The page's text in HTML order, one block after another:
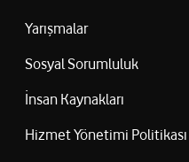
Yarışmalar
Sosyal Sorumluluk
İnsan Kaynakları
Hizmet Yönetimi Politikası